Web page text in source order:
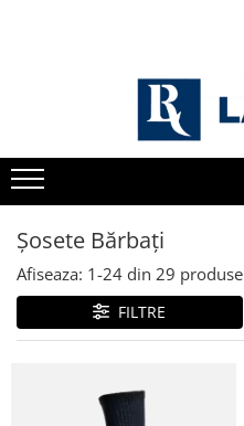
Șosete Bărbați
Afiseaza: 1-24 din 29 produse
FILTRE